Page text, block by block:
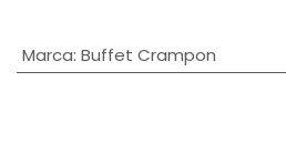
Marca: Buffet Crampon